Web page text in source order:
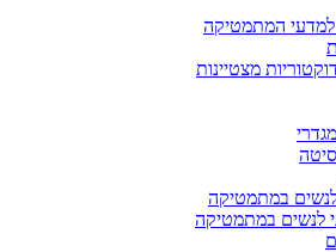
למדעי המתמטיקה
מצטיינות
לנשים במתמטיקה
לנשים במתמטיקה